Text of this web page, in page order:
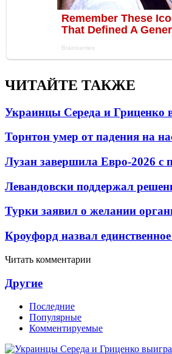
ЧИТАЙТЕ ТАКЖЕ
Украинцы Середа и Гриценко
Торнтон умер от падения на
Лузан завершила Евро-2026 с
Левандовски поддержал
Турки заявил о желании
Кроуфорд назвал
Читать комментарии
Другие
Последние
Популярные
Комментируемые